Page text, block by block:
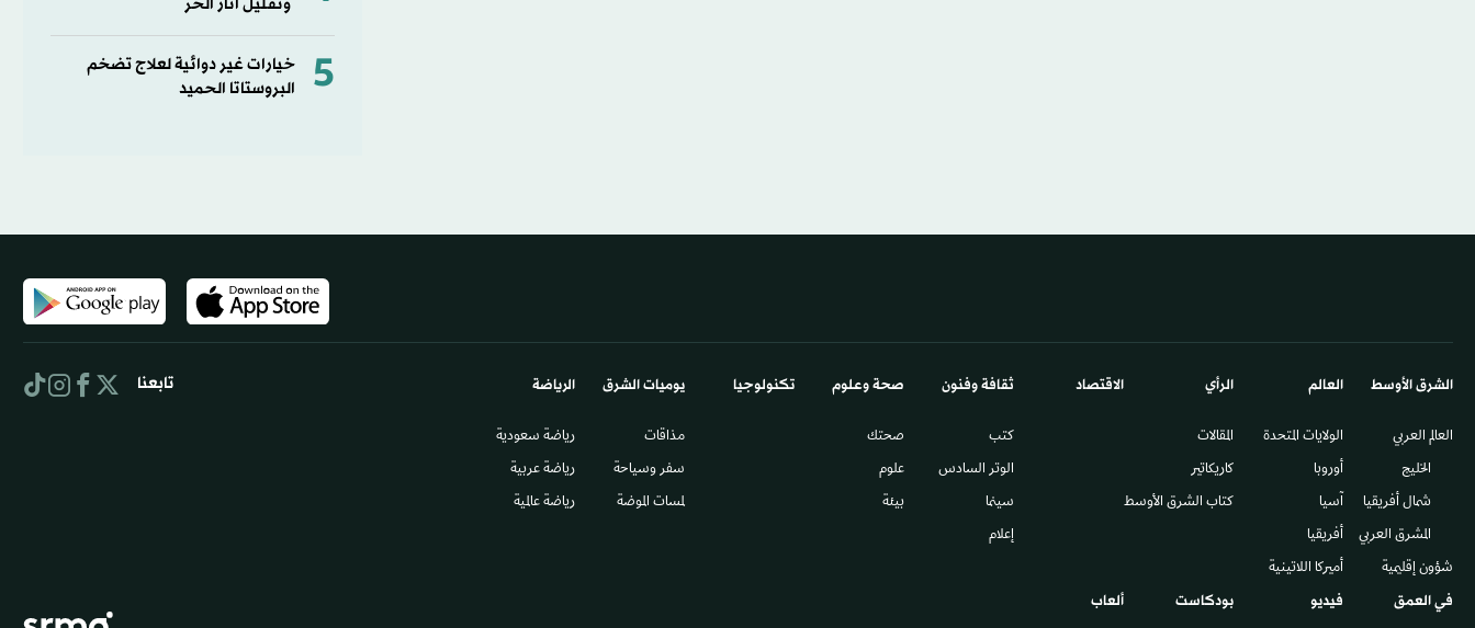
5
خيارات غير دوائية لعلاج تضخم
البروستاتا الحميد
الشرق الأوسط​
العالم العربي
الخليج
شمال أفريقيا
المشرق العربي
شؤون إقليمية
العالم
الولايات المتحدة
أوروبا
آسيا
أفريقيا
أميركا اللاتينية
الرأي
المقالات
كاريكاتير
كتاب الشرق الأوسط
الاقتصاد ثقافة وفنون
كتب
الوتر السادس​
سينما
إعلام
صحة وعلوم
صحتك
علوم
بيئة
تكنولوجيا يوميات الشرق​
مذاقات
سفر وسياحة
لمسات الموضة
الرياضة
رياضة سعودية
رياضة عربية
رياضة عالمية
في العمق فيديو بودكاست ألعاب
تابعنا